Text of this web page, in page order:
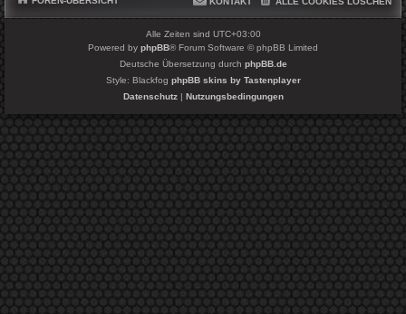
Alle Zeiten sind UTC+03:00
Powered by phpBB® Forum Software © phpBB Limited
Deutsche Übersetzung durch phpBB.de
Style: Blackfog phpBB skins by Tastenplayer
Datenschutz| Nutzungsbedingungen